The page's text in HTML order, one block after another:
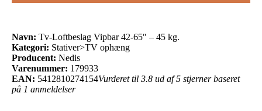
Navn: Tv-Loftbeslag Vipbar 42-65″ – 45 kg.
Kategori: Stativer>TV ophæng
Producent: Nedis
Varenummer: 179933
EAN: 5412810274154Vurderet til 3.8 ud af 5 stjerner baseret
på 1 anmeldelser